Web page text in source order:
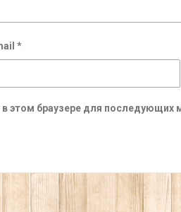
*
этом браузере для последующих